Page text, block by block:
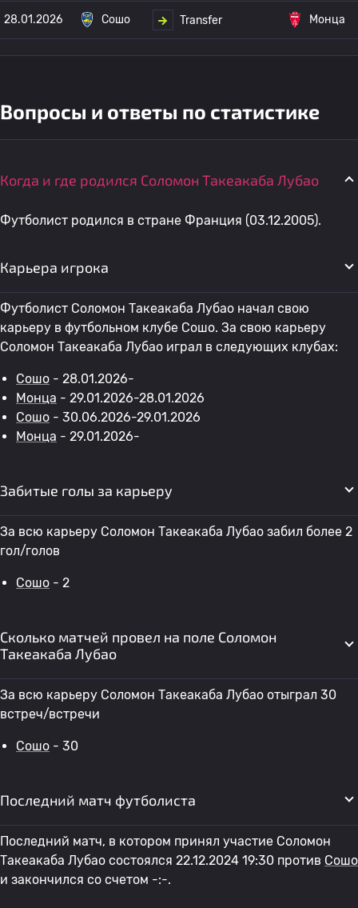
28.01.2026 Сошо Transfer Монца
Вопросы и ответы по статистике
Когда и где родился Соломон Такеакаба Лубао
Футболист родился в стране Франция (03.12.2005).
Карьера игрока
Футболист Соломон Такеакаба Лубао начал свою
карьеру в футбольном клубе Сошо. За свою карьеру
Соломон Такеакаба Лубао играл в следующих клубах:
Сошо - 28.01.2026-
Монца - 29.01.2026-28.01.2026
Сошо - 30.06.2026-29.01.2026
Монца - 29.01.2026-
Забитые голы за карьеру
За всю карьеру Соломон Такеакаба Лубао забил более 2
гол/голов
Сошо - 2
Сколько матчей провел на поле Соломон
Такеакаба Лубао
За всю карьеру Соломон Такеакаба Лубао отыграл 30
встреч/встречи
Сошо - 30
Последний матч футболиста
Последний матч, в котором принял участие Соломон
Такеакаба Лубао состоялся 22.12.2024 19:30 против Сошо
и закончился со счетом -:-.